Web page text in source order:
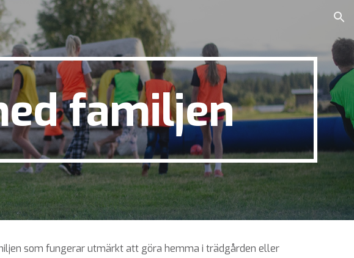
Skip to navigation
familjen
som fungerar utmärkt att göra hemma i trädgården eller